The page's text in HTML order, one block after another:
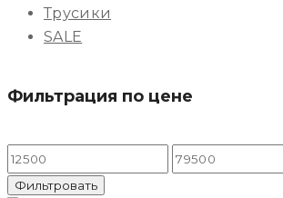
Трусики
SALE
Фильтрация по цене
Минимальная
цена
Максимальная
цена
Фильтровать